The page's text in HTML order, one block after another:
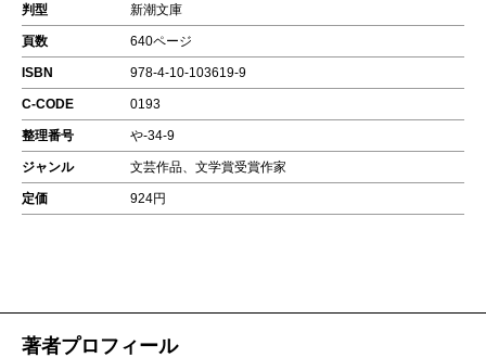
判型 新潮文庫
頁数 640ページ
ISBN 978-4-10-103619-9
C-CODE 0193
整理番号 や-34-9
ジャンル 文芸作品、文学賞受賞作家
定価 924円
著者プロフィール